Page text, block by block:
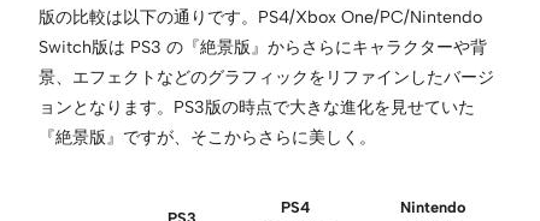
版の比較は以下の通りです。PS4/Xbox One/PC/Nintendo
Switch版は PS3 の『絶景版』からさらにキャラクターや背
景、エフェクトなどのグラフィックをリファインしたバージ
ョンとなります。PS3版の時点で大きな進化を見せていた
『絶景版』ですが、そこからさらに美しく。
PS4
Nintendo